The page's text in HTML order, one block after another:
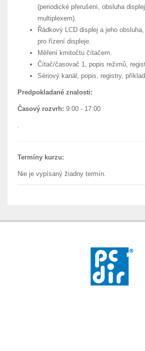
(periodické přerušení, obsluha
multiplexem).
Řádkový LCD displej a jeho
pro řízení displeje.
Měření kmitočtu čítačem.
Čítač/časovač 1, popis režimů,
Sériový kanál, popis, registry,
Predpokladané znalosti:
Časový rozvrh: 9:00 - 17:00
.
Termíny kurzu:
Nie je vypísaný žiadny termín.